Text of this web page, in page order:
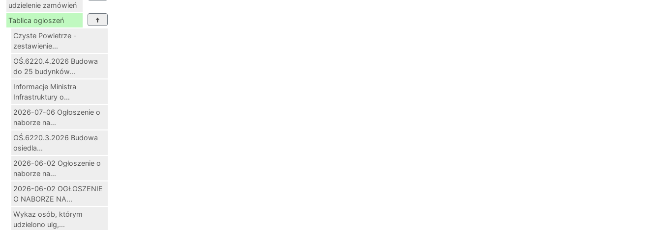
udzielenie zamówień
Tablica ogloszeń
Czyste Powietrze -
zestawienie...
OŚ.6220.4.2026 Budowa
do 25 budynków...
Informacje Ministra
Infrastruktury o...
2026-07-06 Ogłoszenie o
naborze na...
OŚ.6220.3.2026 Budowa
osiedla...
2026-06-02 Ogłoszenie o
naborze na...
2026-06-02 OGŁOSZENIE
O NABORZE NA...
Wykaz osób, którym
udzielono ulg,...